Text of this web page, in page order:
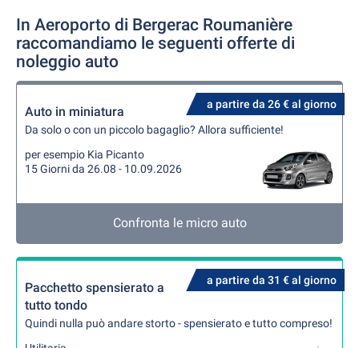
In Aeroporto di Bergerac Roumanière
raccomandiamo le seguenti offerte di
noleggio auto
a partire da 26 € al giorno
Auto in miniatura
Da solo o con un piccolo bagaglio? Allora sufficiente!
per esempio Kia Picanto
15 Giorni da 26.08 - 10.09.2026
Confronta le micro auto
a partire da 31 € al giorno
Pacchetto spensierato a
tutto tondo
Quindi nulla può andare storto - spensierato e tutto compreso!